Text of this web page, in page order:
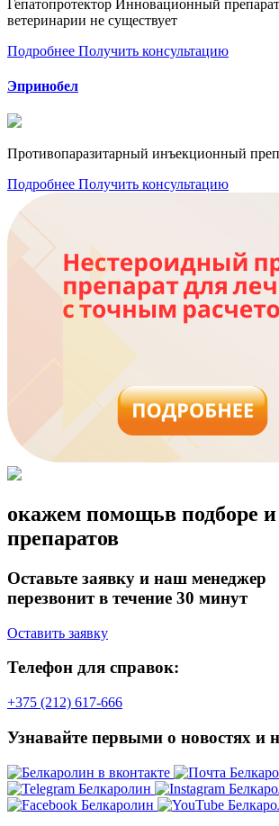
Гепатопротектор Инновационный
ветеринарии не существует
Подробнее Получить консультацию
Эпринобел
Противопаразитарный инъекционный
Подробнее Получить консультацию
окажем помощьв подборе
препаратов
Оставьте заявку и наш менеджер
перезвонит в течение 30 минут
Оставить заявку
Телефон для справок:
+375 (212) 617-666
Узнавайте первыми о новостях и